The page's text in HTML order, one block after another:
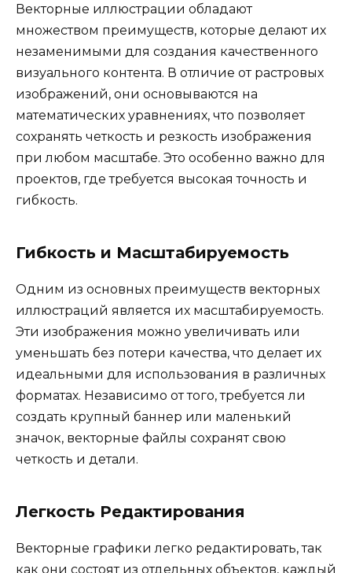
Векторные иллюстрации обладают
множеством преимуществ, которые делают их
незаменимыми для создания качественного
визуального контента. В отличие от растровых
изображений, они основываются на
математических уравнениях, что позволяет
сохранять четкость и резкость изображения
при любом масштабе. Это особенно важно для
проектов, где требуется высокая точность и
гибкость.
Гибкость и Масштабируемость
Одним из основных преимуществ векторных
иллюстраций является их масштабируемость.
Эти изображения можно увеличивать или
уменьшать без потери качества, что делает их
идеальными для использования в различных
форматах. Независимо от того, требуется ли
создать крупный баннер или маленький
значок, векторные файлы сохранят свою
четкость и детали.
Легкость Редактирования
Векторные графики легко редактировать, так
как они состоят из отдельных объектов, каждый